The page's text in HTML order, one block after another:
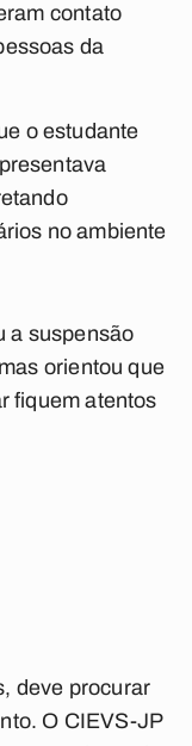
contato
da
o estudante
no ambiente
a suspensão
orientou que
fiquem atentos
deve procurar
O CIEVS-JP